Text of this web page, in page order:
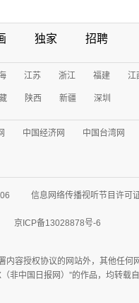
独家 招聘
江苏 浙江 福建 江
陕西 新疆 深圳
中国经济网 中国台湾网
信息网络传播视听节目许可
京ICP备13028878号-6
内容授权协议的网站外，其他任何
非中国日报网）”的作品，均转载